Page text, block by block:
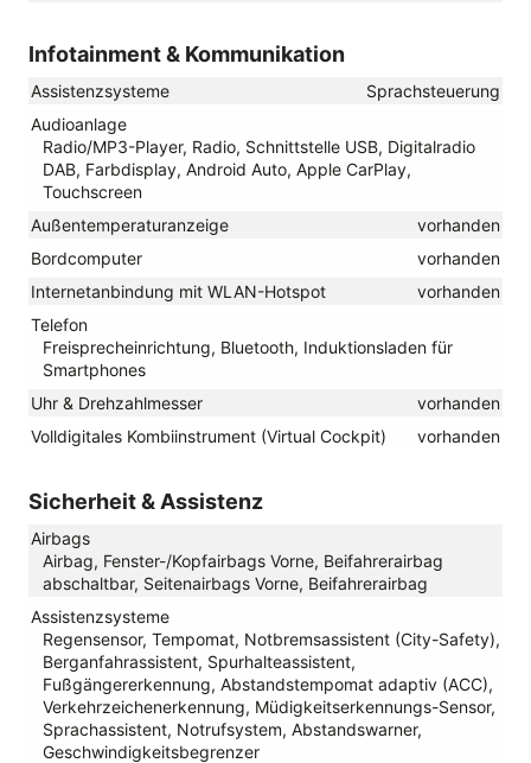
Infotainment & Kommunikation
Assistenzsysteme
Sprachsteuerung
Audioanlage
Radio/MP3-Player, Radio, Schnittstelle USB, Digitalradio
DAB, Farbdisplay, Android Auto, Apple CarPlay,
Touchscreen
Außentemperaturanzeige
vorhanden
Bordcomputer
vorhanden
Internetanbindung mit WLAN-Hotspot
vorhanden
Telefon
Freisprecheinrichtung, Bluetooth, Induktionsladen für
Smartphones
Uhr & Drehzahlmesser
vorhanden
Volldigitales Kombiinstrument (Virtual Cockpit)
vorhanden
Sicherheit & Assistenz
Airbags
Airbag, Fenster-/Kopfairbags Vorne, Beifahrerairbag
abschaltbar, Seitenairbags Vorne, Beifahrerairbag
Assistenzsysteme
Regensensor, Tempomat, Notbremsassistent (City-Safety),
Berganfahrassistent, Spurhalteassistent,
Fußgängererkennung, Abstandstempomat adaptiv (ACC),
Verkehrzeichenerkennung, Müdigkeitserkennungs-Sensor,
Sprachassistent, Notrufsystem, Abstandswarner,
Geschwindigkeitsbegrenzer